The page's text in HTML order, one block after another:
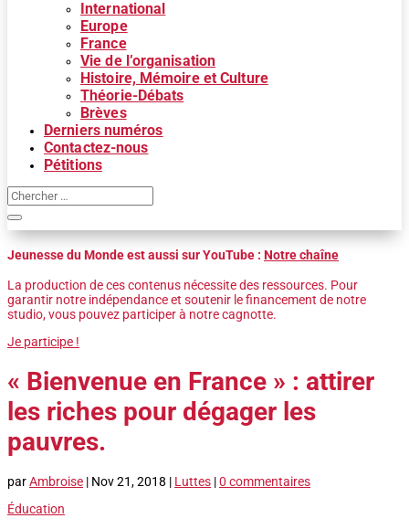
International
Europe
France
Vie de l’organisation
Histoire, Mémoire et Culture
Théorie-Débats
Brèves
Derniers numéros
Contactez-nous
Pétitions
Jeunesse du Monde est aussi sur YouTube : Notre chaîne
La production de ces contenus nécessite des ressources. Pour
garantir notre indépendance et soutenir le financement de notre
studio, vous pouvez participer à notre cagnotte.
Je participe !
« Bienvenue en France » : attirer
les riches pour dégager les
pauvres.
parAmbroise | Nov 21, 2018 | Luttes |0 commentaires
Éducation